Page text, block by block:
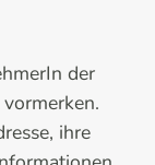
der
ihre